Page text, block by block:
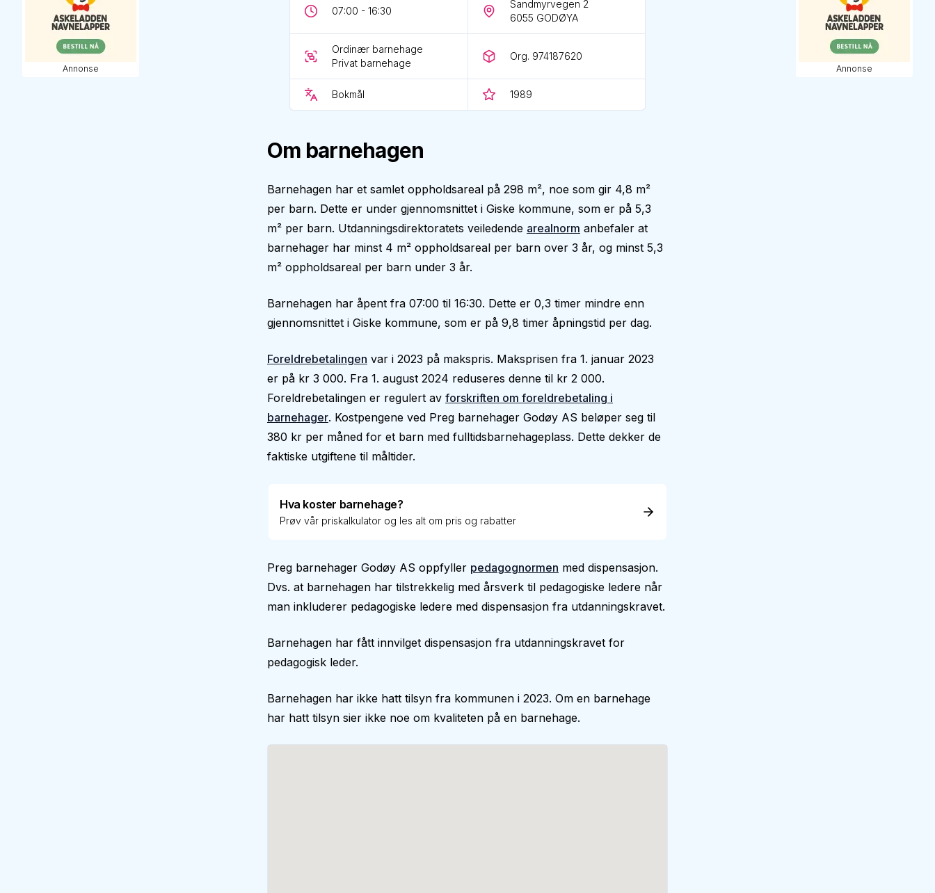
Annonse
07:00 - 16:30
Sandmyrvegen 2
6055 GODØYA
Ordinær barnehage
Privat barnehage
Org. 974187620
Bokmål 1989
Om barnehagen
Barnehagen har et samlet oppholdsareal på 298 m², noe som gir 4,8 m²
per barn. Dette er under gjennomsnittet i Giske kommune, som er på 5,3
m² per barn. Utdanningsdirektoratets veiledende arealnorm anbefaler at
barnehager har minst 4 m² oppholdsareal per barn over 3 år, og minst 5,3
m² oppholdsareal per barn under 3 år.
Barnehagen har åpent fra 07:00 til 16:30. Dette er 0,3 timer mindre enn
gjennomsnittet i Giske kommune, som er på 9,8 timer åpningstid per dag.
Foreldrebetalingen var i 2023 på makspris. Maksprisen fra 1. januar 2023
er på kr 3 000. Fra 1. august 2024 reduseres denne til kr 2 000.
Foreldrebetalingen er regulert av forskriften om foreldrebetaling i
barnehager. Kostpengene ved Preg barnehager Godøy AS beløper seg til
380 kr per måned for et barn med fulltidsbarnehageplass. Dette dekker de
faktiske utgiftene til måltider.
Hva koster barnehage?
Prøv vår priskalkulator og les alt om pris og rabatter
Preg barnehager Godøy AS oppfyller pedagognormen med dispensasjon.
Dvs. at barnehagen har tilstrekkelig med årsverk til pedagogiske ledere når
man inkluderer pedagogiske ledere med dispensasjon fra utdanningskravet.
Barnehagen har fått innvilget dispensasjon fra utdanningskravet for
pedagogisk leder.
Barnehagen har ikke hatt tilsyn fra kommunen i 2023. Om en barnehage
har hatt tilsyn sier ikke noe om kvaliteten på en barnehage.
Annonse